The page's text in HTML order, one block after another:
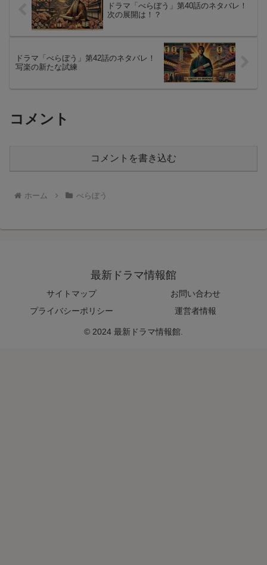
ドラマ「べらぼう」第40話のネタバレ！
次の展開は！？
ドラマ「べらぼう」第42話のネタバレ！
写楽の新たな試練
コメント
コメントを書き込む
ホーム べらぼう
最新ドラマ情報館
サイトマップ
お問い合わせ
プライバシーポリシー
運営者情報
© 2024 最新ドラマ情報館.